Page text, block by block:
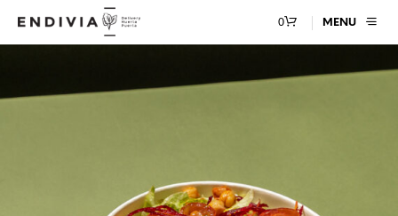
0 MENU